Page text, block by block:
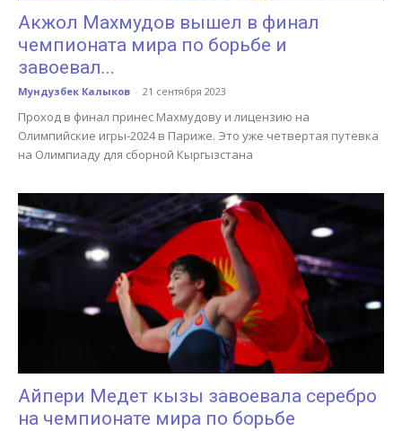
Акжол Махмудов вышел в финал
чемпионата мира по борьбе и
завоевал...
Мундузбек Калыков - 21 сентября 2023
Проход в финал принес Махмудову и лицензию на
Олимпийские игры-2024 в Париже. Это уже четвертая путевка
на Олимпиаду для сборной Кыргызстана
Айпери Медет кызы завоевала серебро
на чемпионате мира по борьбе